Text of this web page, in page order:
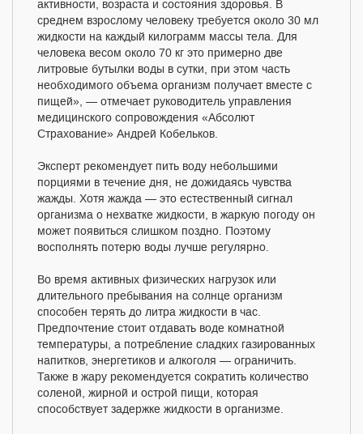
активности, возраста и состояния здоровья. В
среднем взрослому человеку требуется около 30 мл
жидкости на каждый килограмм массы тела. Для
человека весом около 70 кг это примерно две
литровые бутылки воды в сутки, при этом часть
необходимого объема организм получает вместе с
пищей», — отмечает руководитель управления
медицинского сопровождения «Абсолют
Страхование» Андрей Кобельков.
Эксперт рекомендует пить воду небольшими
порциями в течение дня, не дожидаясь чувства
жажды. Хотя жажда — это естественный сигнал
организма о нехватке жидкости, в жаркую погоду он
может появиться слишком поздно. Поэтому
восполнять потерю воды лучше регулярно.
Во время активных физических нагрузок или
длительного пребывания на солнце организм
способен терять до литра жидкости в час.
Предпочтение стоит отдавать воде комнатной
температуры, а потребление сладких газированных
напитков, энергетиков и алкоголя — ограничить.
Также в жару рекомендуется сократить количество
соленой, жирной и острой пищи, которая
способствует задержке жидкости в организме.